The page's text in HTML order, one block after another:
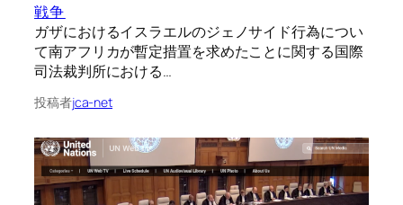
戦争
ガザにおけるイスラエルのジェノサイド行為につい
て南アフリカが暫定措置を求めたことに関する国際
司法裁判所における…
投稿者jca-net